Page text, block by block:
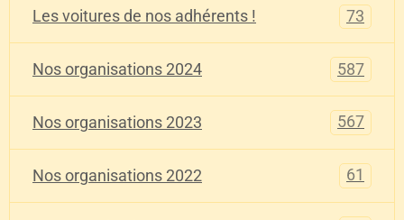
Les voitures de nos adhérents ! 73
Nos organisations 2024 587
Nos organisations 2023 567
Nos organisations 2022 61